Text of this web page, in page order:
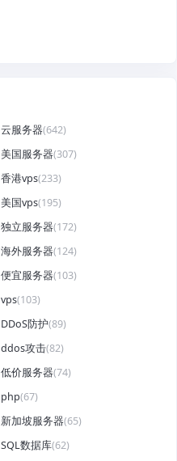
云服务器(642)
美国服务器(307)
香港vps(233)
美国vps(195)
独立服务器(172)
海外服务器(124)
便宜服务器(103)
vps(103)
DDoS防护(89)
ddos攻击(82)
低价服务器(74)
php(67)
新加坡服务器(65)
SQL数据库(62)